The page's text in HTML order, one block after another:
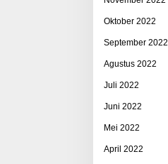
Oktober 2022
September 2022
Agustus 2022
Juli 2022
Juni 2022
Mei 2022
April 2022